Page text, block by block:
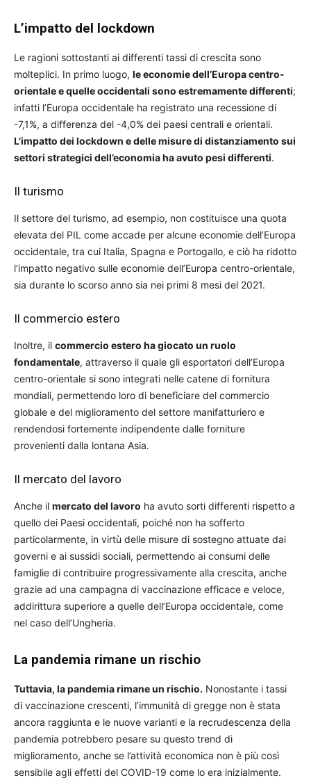
L’impatto del lockdown
Le ragioni sottostanti ai differenti tassi di crescita sono
molteplici. In primo luogo, le economie dell’Europa centro-
orientale e quelle occidentali sono estremamente differenti;
infatti l’Europa occidentale ha registrato una recessione di
-7,1%, a differenza del -4,0% dei paesi centrali e orientali.
L’impatto dei lockdown e delle misure di distanziamento sui
settori strategici dell’economia ha avuto pesi differenti.
Il turismo
Il settore del turismo, ad esempio, non costituisce una quota
elevata del PIL come accade per alcune economie dell’Europa
occidentale, tra cui Italia, Spagna e Portogallo, e ciò ha ridotto
l’impatto negativo sulle economie dell’Europa centro-orientale,
sia durante lo scorso anno sia nei primi 8 mesi del 2021.
Il commercio estero
Inoltre, il commercio estero ha giocato un ruolo
fondamentale, attraverso il quale gli esportatori dell’Europa
centro-orientale si sono integrati nelle catene di fornitura
mondiali, permettendo loro di beneficiare del commercio
globale e del miglioramento del settore manifatturiero e
rendendosi fortemente indipendente dalle forniture
provenienti dalla lontana Asia.
Il mercato del lavoro
Anche il mercato del lavoro ha avuto sorti differenti rispetto a
quello dei Paesi occidentali, poiché non ha sofferto
particolarmente, in virtù delle misure di sostegno attuate dai
governi e ai sussidi sociali, permettendo ai consumi delle
famiglie di contribuire progressivamente alla crescita, anche
grazie ad una campagna di vaccinazione efficace e veloce,
addirittura superiore a quelle dell’Europa occidentale, come
nel caso dell’Ungheria.
La pandemia rimane un rischio
Tuttavia, la pandemia rimane un rischio. Nonostante i tassi
di vaccinazione crescenti, l’immunità di gregge non è stata
ancora raggiunta e le nuove varianti e la recrudescenza della
pandemia potrebbero pesare su questo trend di
miglioramento, anche se l’attività economica non è più così
sensibile agli effetti del COVID-19 come lo era inizialmente.